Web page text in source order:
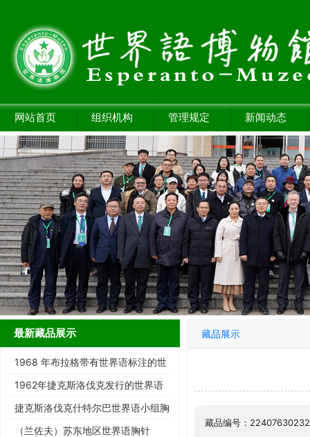
网站首页 组织机构 管理规定 新闻动态
最新藏品展示
1968 年布拉格带有世界语标注的世
界邮展邮票
1962年捷克斯洛伐克发行的世界语
展览邮票
捷克斯洛伐克什特尔巴世界语小组胸
针（兰佐夫）苏东地区世界语胸针
藏品展示
藏品编号：